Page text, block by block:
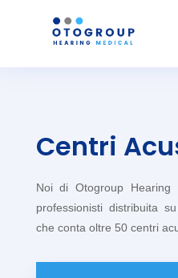
Centri
Noi di Otogroup
professionisti distribuita
che conta oltre 50 centri